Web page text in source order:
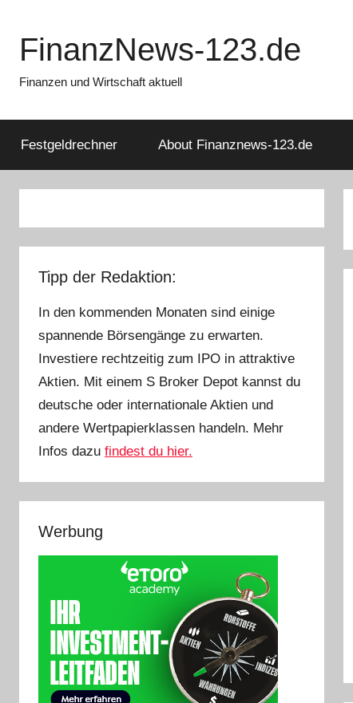
springen
FinanzNews-123.de
Finanzen und Wirtschaft aktuell
Festgeldrechner About Finanznews-123.de
Tipp der Redaktion:
In den kommenden Monaten sind einige
spannende Börsengänge zu erwarten.
Investiere rechtzeitig zum IPO in attraktive
Aktien. Mit einem S Broker Depot kannst du
deutsche oder internationale Aktien und
andere Wertpapierklassen handeln. Mehr
Infos dazu findest du hier.
Werbung